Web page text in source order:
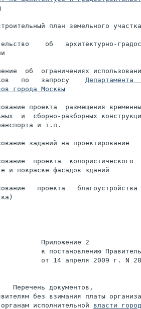
план земельного участка
об   архитектурно-
об  ограничениях
по   запросу
города Москвы
проекта  размещения
и  сборно-разборных
и т.п.
заданий на проектирование
проекта  колористического
и покраске фасадов зданий
проекта   благоустройства
Приложение 2
к постановлению
от 14 апреля 2009 г. N
Перечень документов,
без взимания платы
исполнительной
власти